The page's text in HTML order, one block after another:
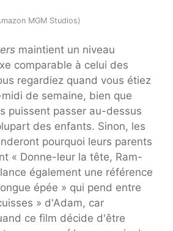
MGM Studios)
maintient un niveau
comparable à celui des
regardiez quand vous étiez
de semaine, bien que
puissent passer au-dessus
des enfants. Sinon, les
pourquoi leurs parents
« Donne-leur la tête, Ram-
également une référence
épée » qui pend entre
» d'Adam, car
ce film décide d'être